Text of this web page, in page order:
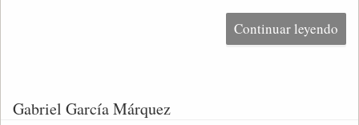
Continuar leyendo
Gabriel García Márquez